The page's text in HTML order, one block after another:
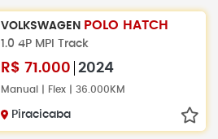
VOLKSWAGEN POLO HATCH
1.0 4P MPI Track
R$ 71.000 2024
Manual | Flex | 36.000KM
Piracicaba